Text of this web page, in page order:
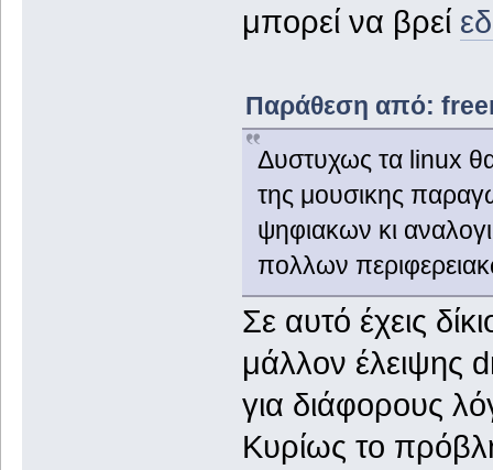
μπορεί να βρεί
Παράθεση από:
Δυστυχως τα linux
της μουσικης
ψηφιακων κι
πολλων
Σε αυτό έχεις
μάλλον έλειψης
για διάφορους
Κυρίως το